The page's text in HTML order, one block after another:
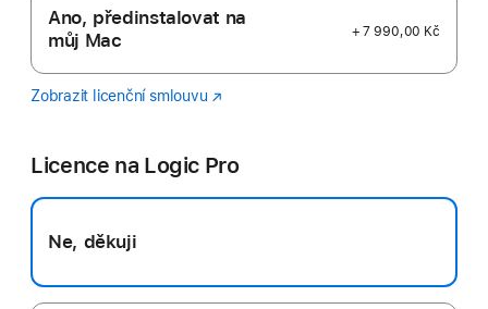
Ano, předinstalovat na
můj Mac
+ 7 990,00 Kč
Zobrazit licenční smlouvu Final
(Otevře
okně)
Licence na Logic Pro
Ne, děkuji